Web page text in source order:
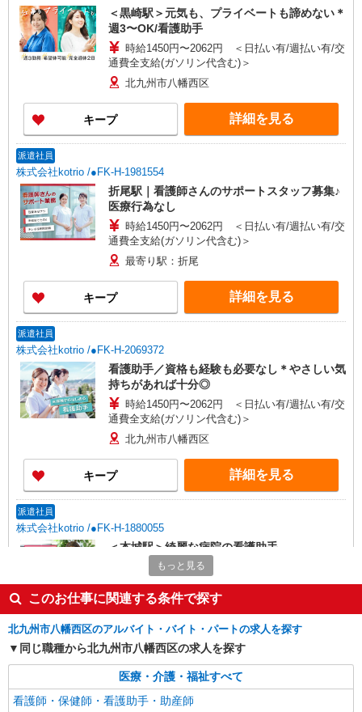
＜黒崎駅＞元気も、プライベートも諦めない＊
週3〜OK/看護助手
時給1450円〜2062円 ＜日払い有/週払い有/交
通費全支給(ガソリン代含む)＞
北九州市八幡西区
キープ 詳細を見る
派遣社員
株式会社kotrio /●FK-H-1981554
折尾駅｜看護師さんのサポートスタッフ募集♪
医療行為なし
時給1450円〜2062円 ＜日払い有/週払い有/交
通費全支給(ガソリン代含む)＞
最寄り駅：折尾
キープ 詳細を見る
派遣社員
株式会社kotrio /●FK-H-2069372
看護助手／資格も経験も必要なし＊やさしい気
持ちがあれば十分◎
時給1450円〜2062円 ＜日払い有/週払い有/交
通費全支給(ガソリン代含む)＞
北九州市八幡西区
キープ 詳細を見る
派遣社員
株式会社kotrio /●FK-H-1880055
＜本城駅＞綺麗な病院の看護助手
時給1450円〜2062円 ＜日払い有/週払い有/交
通費全支給(ガソリン代含む)＞
本城駅近く
詳細を見る
株式会社kotrio /●FK-H-1981553
もっと見る
このお仕事に関連する条件で探す
北九州市八幡西区のアルバイト・バイト・パートの求人を探す
同じ職種から北九州市八幡西区の求人を探す
医療・介護・福祉すべて
看護師・保健師・看護助手・助産師